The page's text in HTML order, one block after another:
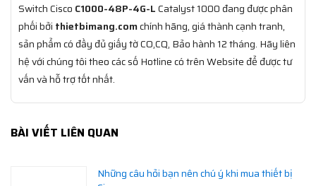
Switch Cisco C1000-48P-4G-LCatalyst 1000 đang được phân
phối bởi thietbimang.comchính hãng, giá thành cạnh tranh,
sản phẩm có đầy đủ giấy tờ CO,CQ, Bảo hành 12 tháng. Hãy liên
hệ với chúng tôi theo các số Hotline có trên Website để được tư
vấn và hỗ trợ tốt nhất.
BÀI VIẾT LIÊN QUAN
Những câu hỏi bạn nên chú ý khi mua thiết bị